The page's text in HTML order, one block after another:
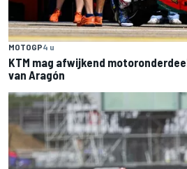
MOTOGP4 u
KTM mag afwijkend
van Aragón